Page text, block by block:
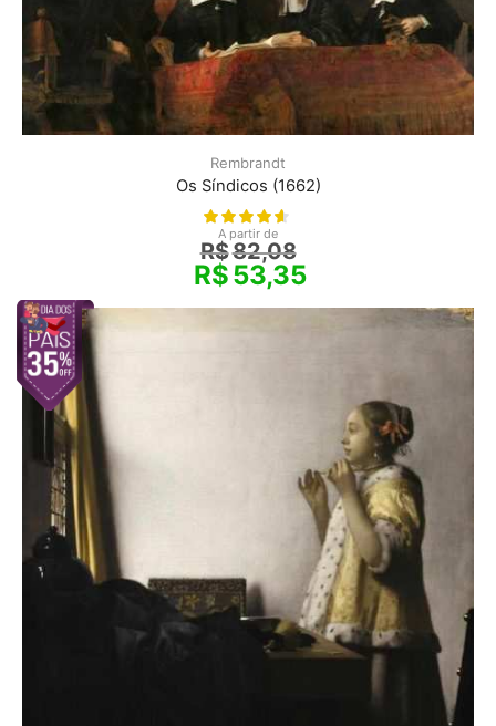
Rembrandt
Os Síndicos (1662)
A partir de
R$82,08
R$53,35